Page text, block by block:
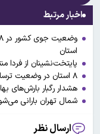
اخبار مرتبط
استان
پایتخت‌نشینان از فردا
۸ استان در وضعیت ترسالی/ خشکسالی شدید در ۴ استان
هشدار رگبار بارش‌های
شمال تهران بارانی
ارسال نظر